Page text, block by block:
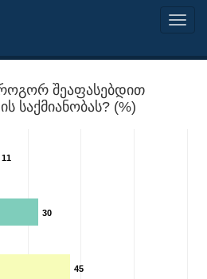
შეაფასებდით
საქმიანობას? (%)
11
30
45